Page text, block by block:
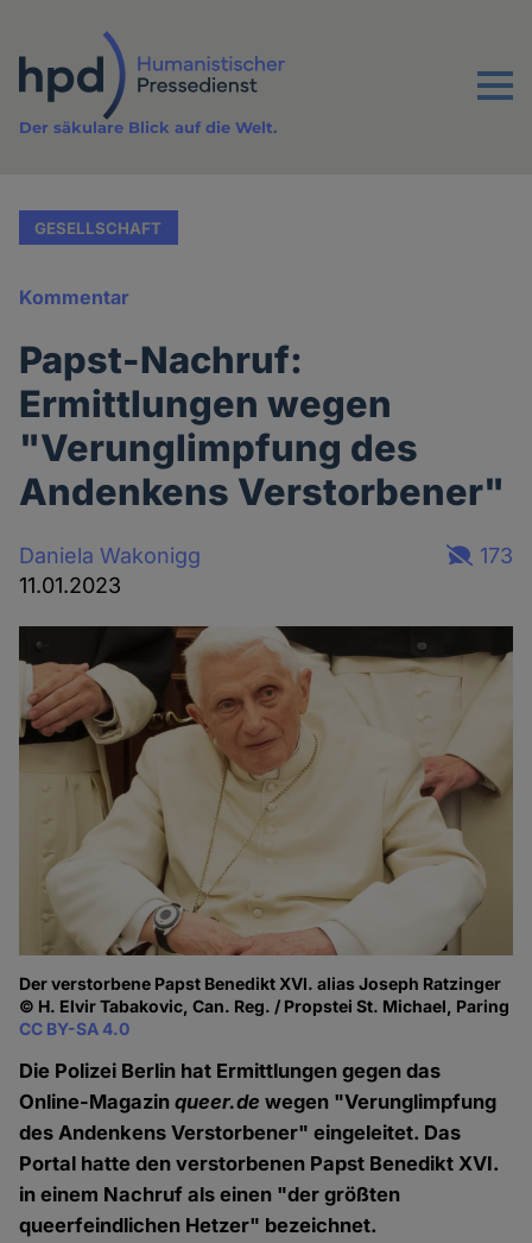
Inhalt
Menu
Der säkulare Blick auf die Welt.
GESELLSCHAFT
Kommentar
Papst-Nachruf:
Ermittlungen wegen
"Verunglimpfung des
Andenkens Verstorbener"
Daniela Wakonigg
11.01.2023
173
Der verstorbene Papst Benedikt XVI. alias Joseph Ratzinger
© H. Elvir Tabakovic, Can. Reg. / Propstei St. Michael, Paring
CC BY-SA 4.0
Die Polizei Berlin hat Ermittlungen gegen das
Online-Magazinqueer.de wegen "Verunglimpfung
des Andenkens Verstorbener" eingeleitet. Das
Portal hatte den verstorbenen Papst Benedikt XVI.
in einem Nachruf als einen "der größten
queerfeindlichen Hetzer" bezeichnet.